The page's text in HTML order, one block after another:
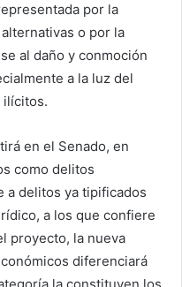
por la
o por la
al daño y conmoción
a la luz del
ilícitos.
en el Senado, en
como delitos
a delitos ya tipificados
a los que confiere
proyecto, la nueva
diferenciará